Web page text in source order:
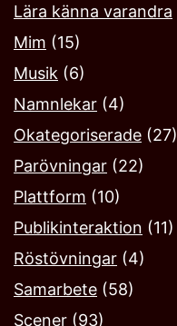
Lära känna varandra
Mim (15)
Musik (6)
Namnlekar‎ (4)
Okategoriserade (27)
Parövningar (22)
Plattform (10)
Publikinteraktion (11)
Röstövningar (4)
Samarbete (58)
Scener (93)